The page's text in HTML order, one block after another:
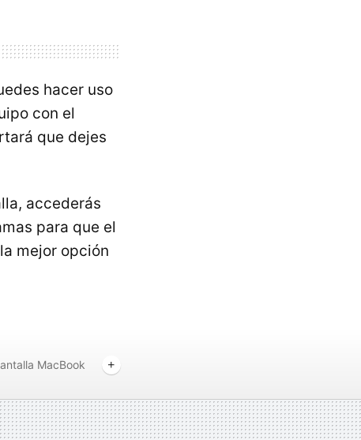
hacer uso
con el
que dejes
accederás
para que el
mejor opción
MacBook